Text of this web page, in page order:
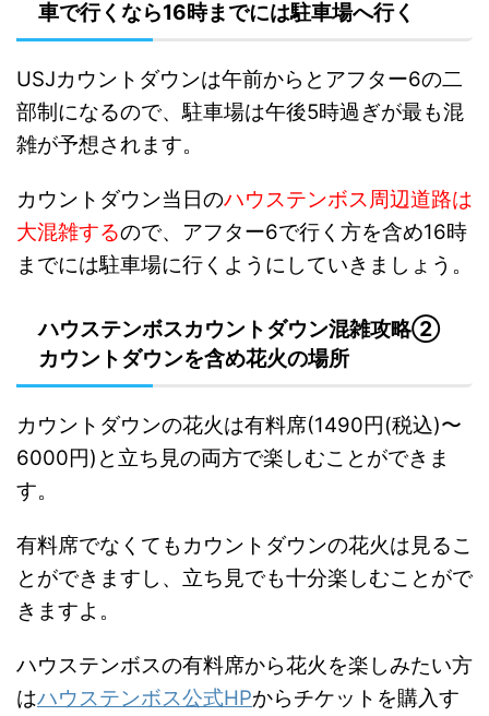
車で行くなら16時までには駐車場へ行く
USJカウントダウンは午前からとアフター6の二
部制になるので、駐車場は午後5時過ぎが最も混
雑が予想されます。
カウントダウン当日のハウステンボス周辺道路は
大混雑するので、アフター6で行く方を含め16時
までには駐車場に行くようにしていきましょう。
ハウステンボスカウントダウン混雑攻略②
カウントダウンを含め花火の場所
カウントダウンの花火は有料席(1490円(税込)〜
6000円)と立ち見の両方で楽しむことができま
す。
有料席でなくてもカウントダウンの花火は見るこ
とができますし、立ち見でも十分楽しむことがで
きますよ。
ハウステンボスの有料席から花火を楽しみたい方
はハウステンボス公式HPからチケットを購入す